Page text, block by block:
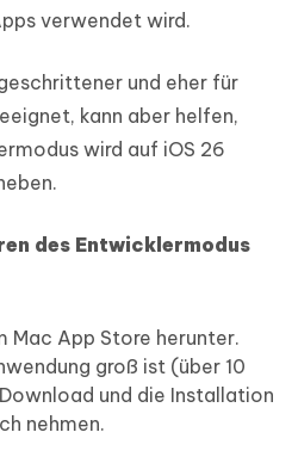
verwendet wird.
und eher für
kann aber helfen,
wird auf iOS 26
des Entwicklermodus
Mac App Store herunter.
groß ist (über 10
und die Installation
nehmen.